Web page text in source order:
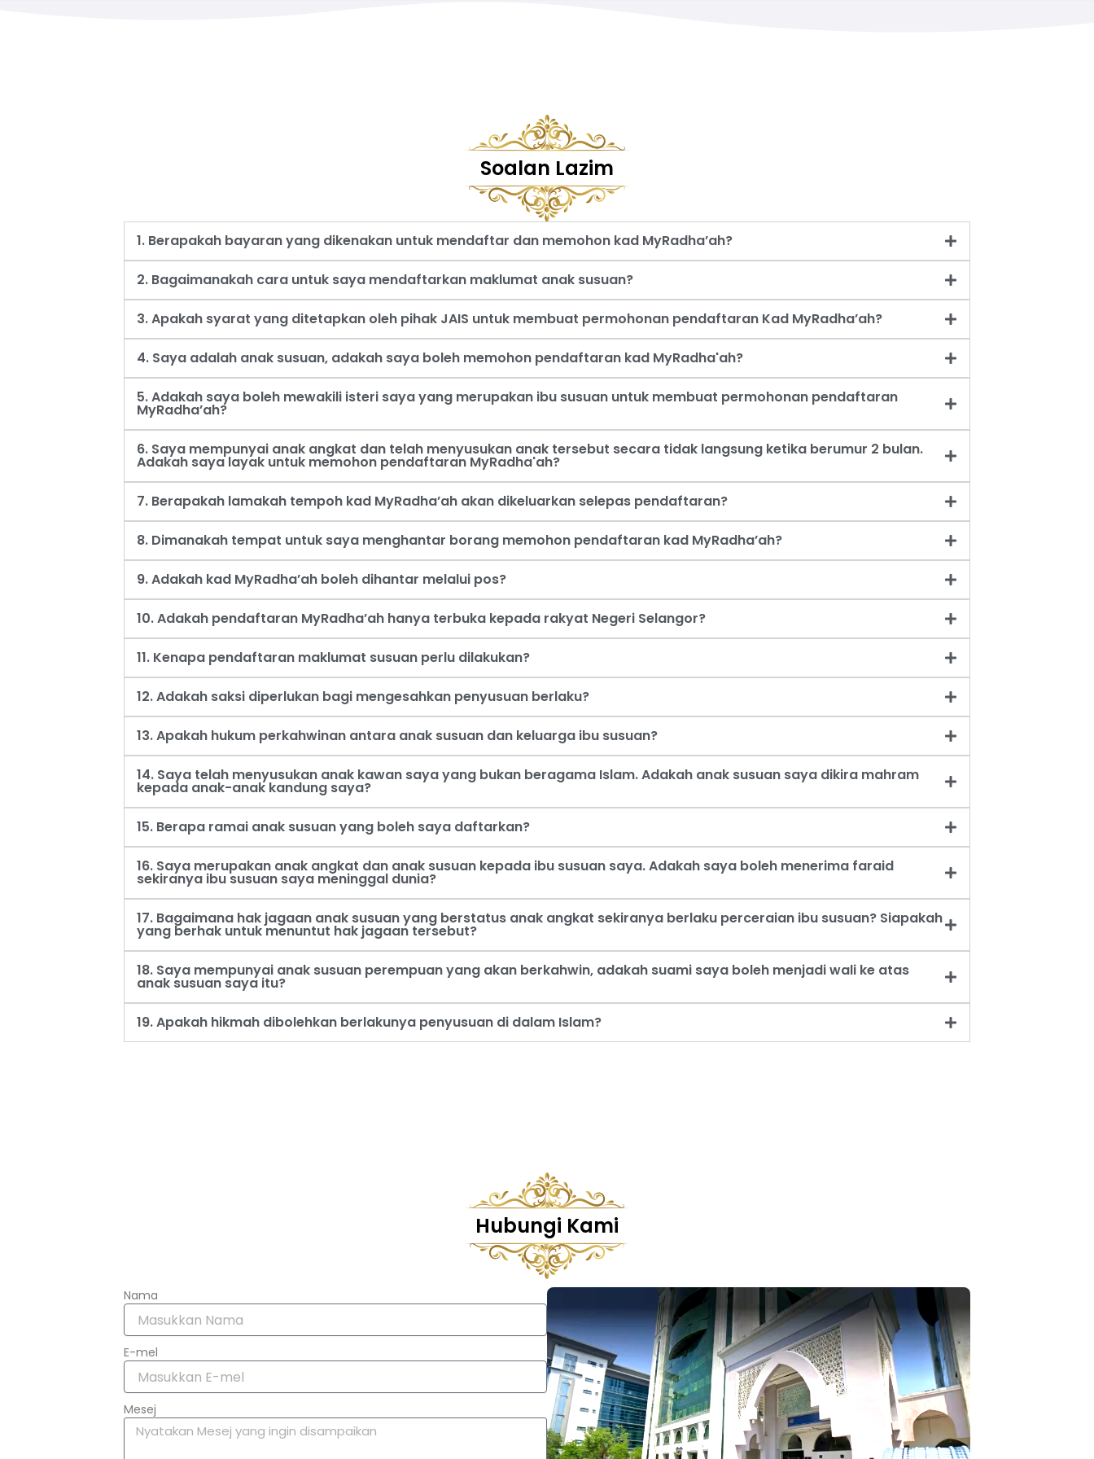
Soalan Lazim
1. Berapakah bayaran yang dikenakan untuk mendaftar dan memohon kad MyRadha’ah?
2. Bagaimanakah cara untuk saya mendaftarkan maklumat anak susuan?
3. Apakah syarat yang ditetapkan oleh pihak JAIS untuk membuat permohonan pendaftaran Kad MyRadha’ah?
4. Saya adalah anak susuan, adakah saya boleh memohon pendaftaran kad MyRadha'ah?
5. Adakah saya boleh mewakili isteri saya yang merupakan ibu susuan untuk membuat permohonan pendaftaran
MyRadha’ah?
6. Saya mempunyai anak angkat dan telah menyusukan anak tersebut secara tidak langsung ketika berumur 2 bulan.
Adakah saya layak untuk memohon pendaftaran MyRadha'ah?
7. Berapakah lamakah tempoh kad MyRadha’ah akan dikeluarkan selepas pendaftaran?
8. Dimanakah tempat untuk saya menghantar borang memohon pendaftaran kad MyRadha’ah?
9. Adakah kad MyRadha’ah boleh dihantar melalui pos?
10. Adakah pendaftaran MyRadha’ah hanya terbuka kepada rakyat Negeri Selangor?
11. Kenapa pendaftaran maklumat susuan perlu dilakukan?
12. Adakah saksi diperlukan bagi mengesahkan penyusuan berlaku?
13. Apakah hukum perkahwinan antara anak susuan dan keluarga ibu susuan?
14. Saya telah menyusukan anak kawan saya yang bukan beragama Islam. Adakah anak susuan saya dikira mahram
kepada anak-anak kandung saya?
15. Berapa ramai anak susuan yang boleh saya daftarkan?
16. Saya merupakan anak angkat dan anak susuan kepada ibu susuan saya. Adakah saya boleh menerima faraid
sekiranya ibu susuan saya meninggal dunia?
17. Bagaimana hak jagaan anak susuan yang berstatus anak angkat sekiranya berlaku perceraian ibu susuan? Siapakah
yang berhak untuk menuntut hak jagaan tersebut?
18. Saya mempunyai anak susuan perempuan yang akan berkahwin, adakah suami saya boleh menjadi wali ke atas
anak susuan saya itu?
19. Apakah hikmah dibolehkan berlakunya penyusuan di dalam Islam?
Hubungi Kami
Nama
E-mel
Mesej